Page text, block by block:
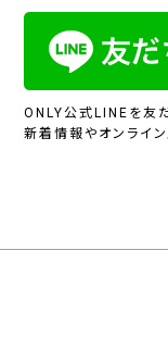
ONLY公式LINEを友
新着情報やオンライ